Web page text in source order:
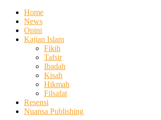
Home
News
Opini
Kajian Islam
Fikih
Tafsir
Ibadah
Kisah
Hikmah
Filsafat
Resensi
Nuansa Publishing